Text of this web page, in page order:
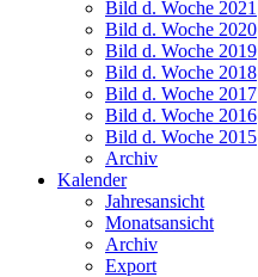
Bild d. Woche 2021
Bild d. Woche 2020
Bild d. Woche 2019
Bild d. Woche 2018
Bild d. Woche 2017
Bild d. Woche 2016
Bild d. Woche 2015
Archiv
Kalender
Jahresansicht
Monatsansicht
Archiv
Export